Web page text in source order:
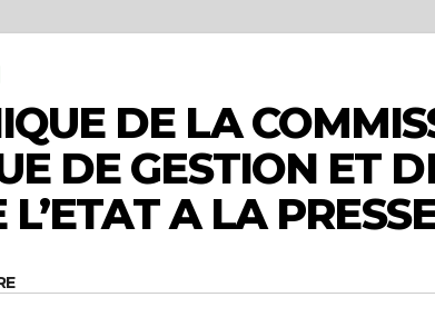
DE LA
DE GESTION ET
L’ETAT A LA